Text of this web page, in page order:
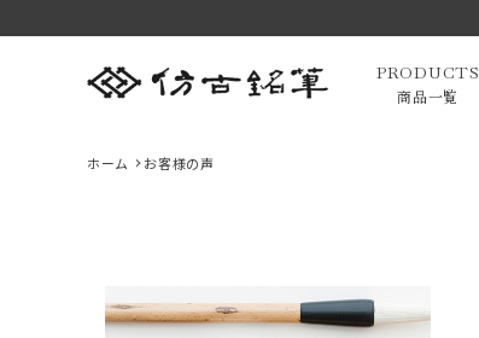
PRODUCTS
商品一覧
ホーム お客様の声